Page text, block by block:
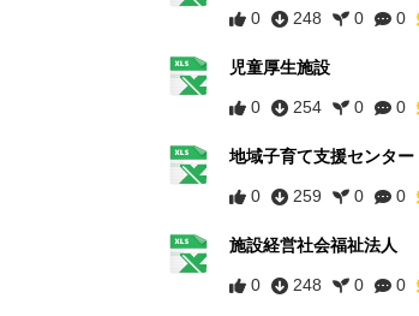
0 248 0 0
児童厚生施設
0 254 0 0
地域子育て支援センター
0 259 0 0
施設経営社会福祉法人
0 248 0 0